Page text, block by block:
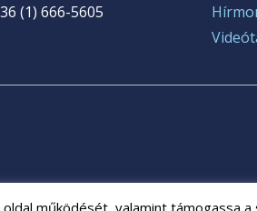
(1) 666-5605
működését, valamint